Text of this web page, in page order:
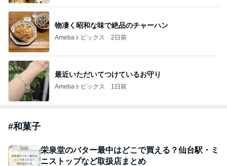
物凄く昭和な味で絶品のチャーハン
Amebaトピックス 2日前
最近いただいてつけているお守り
Amebaトピックス 1日前
#和菓子
栄泉堂のバター最中はどこで買える？仙台駅・ミ
ニストップなど取扱店まとめ